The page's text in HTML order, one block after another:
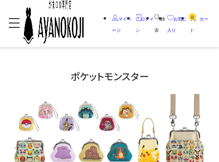
マイペ
ージ
ログイ
ン
検
索
お気に
入り
0 カー
ト
ポケットモンスター